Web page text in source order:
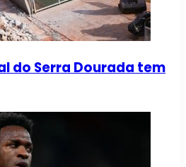
do Serra Dourada tem